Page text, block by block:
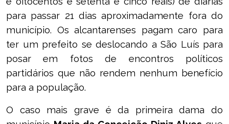
para passar 21 dias aproximadamente fora do
município. Os alcantarenses pagam caro para
ter um prefeito se deslocando a São Luís para
posar em fotos de encontros políticos
partidários que não rendem nenhum benefício
para a população.
O caso mais grave é da primeira dama do